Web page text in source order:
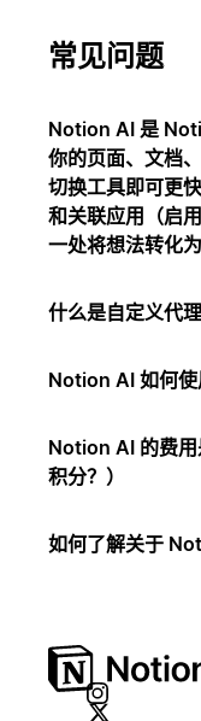
常见问题
Notion AI 是
你的页面、文档
切换工具即可更
和关联应用（启
一处将想法转化
什么是自定义代理
Notion AI 如何使
Notion AI 的费
积分？）
如何了解关于